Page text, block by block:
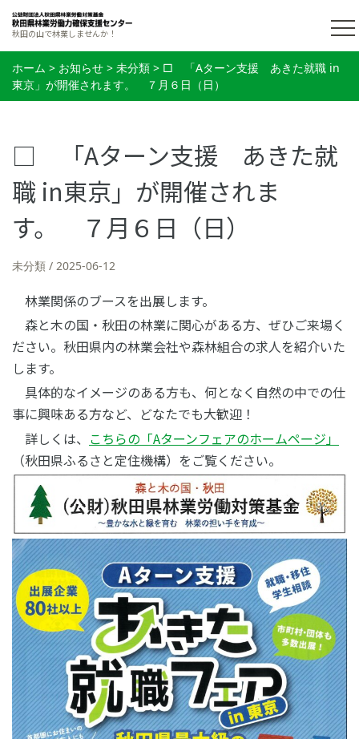
秋田の山で林業しませんか！
ホーム > お知らせ > 未分類 > □ 「Aターン支援 あきた就職 in
東京」が開催されます。 ７月６日（日）
□ 「Aターン支援 あきた就
職 in東京」が開催されま
す。 ７月６日（日）
未分類 2025-06-12
林業関係のブースを出展します。
森と木の国・秋田の林業に関心がある方、ぜひご来場く
ださい。秋田県内の林業会社や森林組合の求人を紹介いた
します。
具体的なイメージのある方も、何となく自然の中での仕
事に興味ある方など、どなたでも大歓迎！
詳しくは、 こちらの 「Aターンフェアのホームページ」
（秋田県ふるさと定住機構）をご覧ください。